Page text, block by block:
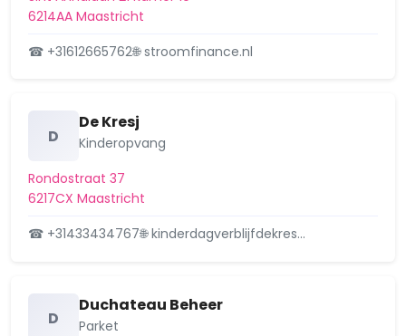
Maastricht. Kennisgeving nieuwe
Guineastraat 9, 6214XM
Stedendwinger 35, 6216GD
Maastricht. Kennisgeving nieuwe
aanvraag omgevingsverg…
Stedendwinger 35, 6216GD
16 mei 2025
6214AA Maastricht
☎ +31612665762🌐 stroomfinance.nl
D
De Kresj
Kinderopvang
Rondostraat 37
6217CX Maastricht
☎ +31433434767🌐 kinderdagverblijfdekres…
D
Duchateau Beheer
Parket